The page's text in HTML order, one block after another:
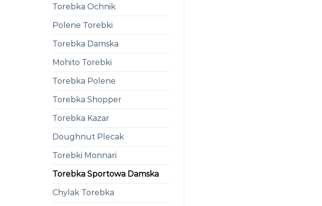
Torebka Ochnik
Polene Torebki
Torebka Damska
Mohito Torebki
Torebka Polene
Torebka Shopper
Torebka Kazar
Doughnut Plecak
Torebki Monnari
Torebka Sportowa Damska
Chylak Torebka